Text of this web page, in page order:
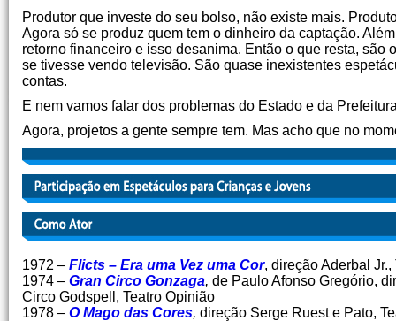
Produtor que investe do seu bolso, não existe mais.
Agora só se produz quem tem o dinheiro da captação.
retorno financeiro e isso desanima. Então o que resta,
se tivesse vendo televisão. São quase inexistentes
contas.
E nem vamos falar dos problemas do Estado e da
Agora, projetos a gente sempre tem. Mas acho que no
1972 – Flicts – Era uma Vez uma Cor, direção Aderbal
1974 – Gran Circo Gonzaga, de Paulo Afonso Gregório,
Circo Godspell, Teatro Opinião
1978 – O Mago das Cores, direção Serge Ruest e Pato,